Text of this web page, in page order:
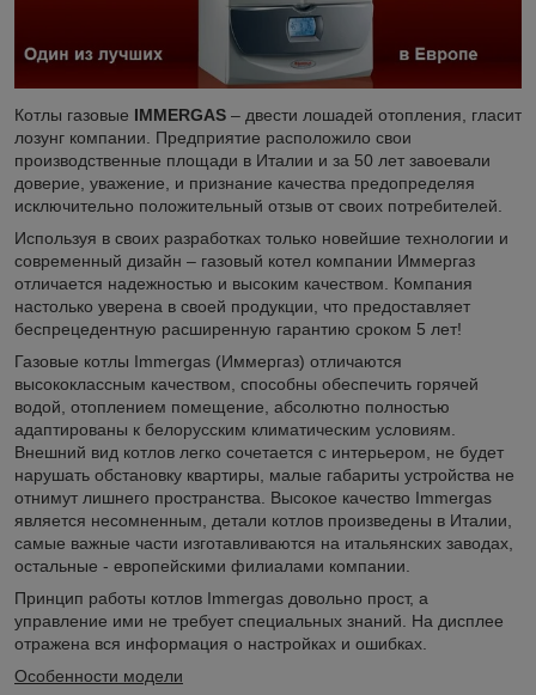
Котлы газовые IMMERGAS – двести лошадей отопления, гласит
лозунг компании. Предприятие расположило свои
производственные площади в Италии и за 50 лет завоевали
доверие, уважение, и признание качества предопределяя
исключительно положительный отзыв от своих потребителей.
Используя в своих разработках только новейшие технологии и
современный дизайн – газовый котел компании Иммергаз
отличается надежностью и высоким качеством. Компания
настолько уверена в своей продукции, что предоставляет
беспрецедентную расширенную гарантию сроком 5 лет!
Газовые котлы Immergas (Иммергаз) отличаются
высококлассным качеством, способны обеспечить горячей
водой, отоплением помещение, абсолютно полностью
адаптированы к белорусским климатическим условиям.
Внешний вид котлов легко сочетается с интерьером, не будет
нарушать обстановку квартиры, малые габариты устройства не
отнимут лишнего пространства. Высокое качество Immergas
является несомненным, детали котлов произведены в Италии,
самые важные части изготавливаются на итальянских заводах,
остальные - европейскими филиалами компании.
Принцип работы котлов Immergas довольно прост, а
управление ими не требует специальных знаний. На дисплее
отражена вся информация о настройках и ошибках.
Особенности модели